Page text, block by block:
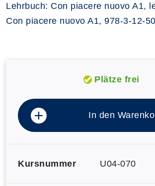
Lehrbuch: Con piacere nuovo A1,
Con piacere nuovo A1, 978-3-12-
Plätze frei
In den
Kursnummer U04-070